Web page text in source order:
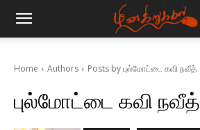
Home Authors Posts by புல்மோட்டை கவி நவீத்
புல்மோட்டை கவி நவீத்